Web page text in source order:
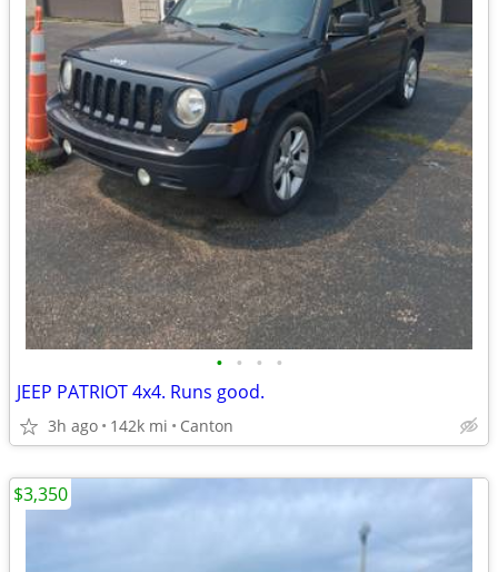
• • • •
JEEP PATRIOT 4x4. Runs good.
3h ago 142k mi Canton
$3,350